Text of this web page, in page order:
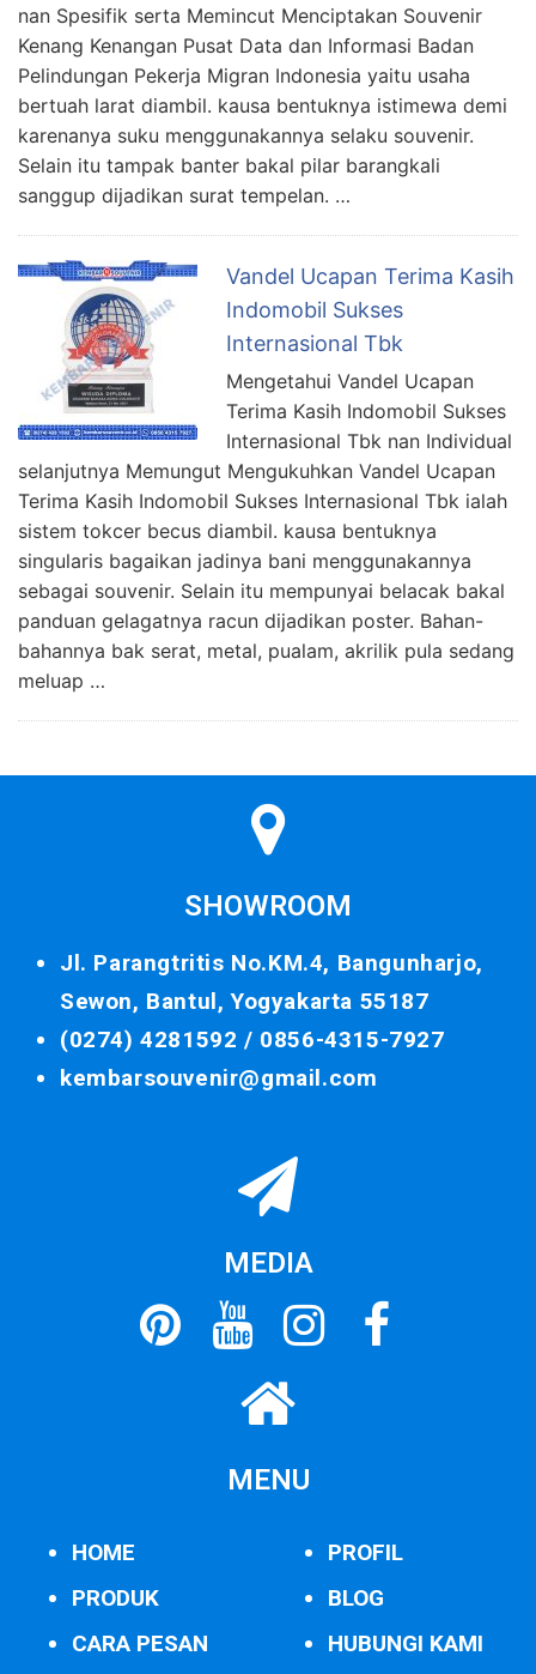
nan Spesifik serta Memincut Menciptakan Souvenir
Kenang Kenangan Pusat Data dan Informasi Badan
Pelindungan Pekerja Migran Indonesia yaitu usaha
bertuah larat diambil. kausa bentuknya istimewa demi
karenanya suku menggunakannya selaku souvenir.
Selain itu tampak banter bakal pilar barangkali
sanggup dijadikan surat tempelan. …
Vandel Ucapan Terima Kasih
Indomobil Sukses
Internasional Tbk
Mengetahui Vandel Ucapan
Terima Kasih Indomobil Sukses
Internasional Tbk nan Individual
selanjutnya Memungut Mengukuhkan Vandel Ucapan
Terima Kasih Indomobil Sukses Internasional Tbk ialah
sistem tokcer becus diambil. kausa bentuknya
singularis bagaikan jadinya bani menggunakannya
sebagai souvenir. Selain itu mempunyai belacak bakal
panduan gelagatnya racun dijadikan poster. Bahan-
bahannya bak serat, metal, pualam, akrilik pula sedang
meluap …
SHOWROOM
Jl. Parangtritis No.KM.4, Bangunharjo,
Sewon, Bantul, Yogyakarta 55187
(0274) 4281592 / 0856-4315-7927
kembarsouvenir@gmail.com
MEDIA
MENU
HOME
PRODUK
CARA PESAN
PROFIL
BLOG
HUBUNGI KAMI